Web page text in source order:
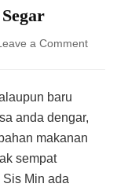
a Commenton
Segar
baru
anda dengar,
makanan
sempat
Min ada